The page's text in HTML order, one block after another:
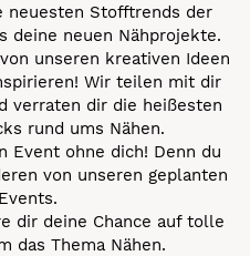
neuesten Stofftrends der
deine neuen Nähprojekte.
unseren kreativen Ideen
Wir teilen mit dir
verraten dir die heißesten
rund ums Nähen.
Event ohne dich! Denn du
von unseren geplanten
Events.
dir deine Chance auf tolle
das Thema Nähen.